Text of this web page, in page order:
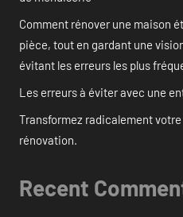
Comment rénover une maison
pièce, tout en gardant une
évitant les erreurs les plus
Les erreurs à éviter avec une
Transformez radicalement
rénovation.
Recent